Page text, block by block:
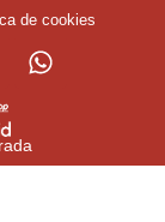
de cookies